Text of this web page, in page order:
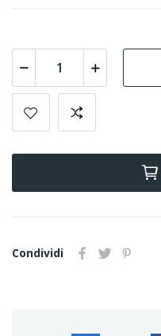
Condividi